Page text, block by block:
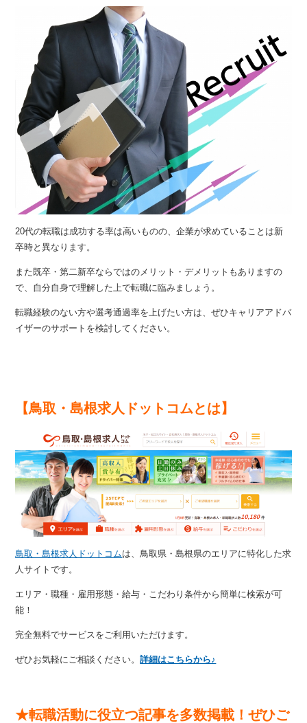
20代の転職は成功する率は高いものの、企業が求めていることは新
卒時と異なります。
また既卒・第二新卒ならではのメリット・デメリットもありますの
で、自分自身で理解した上で転職に臨みましょう。
転職経験のない方や選考通過率を上げたい方は、ぜひキャリアアドバ
イザーのサポートを検討してください。
【鳥取・島根求人ドットコムとは】
鳥取・島根求人ドットコムは、鳥取県・島根県のエリアに特化した求
人サイトです。
エリア・職種・雇用形態・給与・こだわり条件から簡単に検索が可
能！
完全無料でサービスをご利用いただけます。
ぜひお気軽にご相談ください。詳細はこちらから♪
★転職活動に役立つ記事を多数掲載！ぜひご